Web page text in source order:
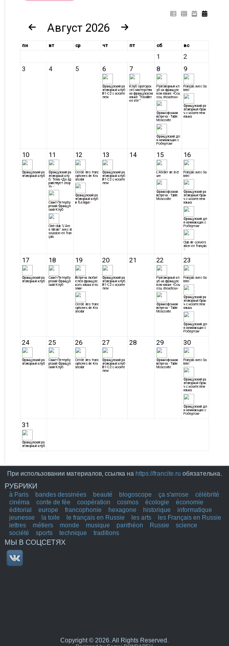
При использовании материалов, ссылка на https://francite.ru обязательна.
РУБРИКИ
à Paris bandes dessinées beauté blogoscope ça s'arrose
célébrité
cinéma
conte de fée coopération cosmos écologie
économie
éditorial
europe francophonie hexagone historique
informatique
jeunesse
la toile le français en Russie les arts
les Français en Russie
lettres
métiers monde musique panthéon Russie
science
société
sports technique traditions
МЫ В СОЦСЕТЯХ
Copyright © 2026. All Rights Reserved.